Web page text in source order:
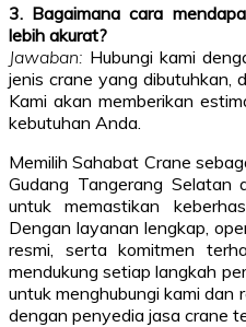
3. Bagaimana cara
lebih akurat?
Jawaban: Hubungi kami
jenis crane yang dibutuhkan,
Kami akan memberikan
kebutuhan Anda.
Memilih Sahabat Crane
Gudang Tangerang
untuk memastikan
Dengan layanan lengkap,
resmi, serta komitmen
mendukung setiap langkah
untuk menghubungi kami dan
dengan penyedia jasa crane